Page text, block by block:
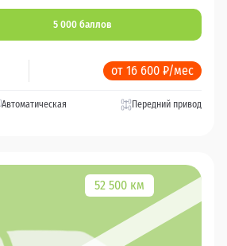
5 000 баллов
от 16 600 ₽/мес
Автоматическая Передний привод
52 500 км